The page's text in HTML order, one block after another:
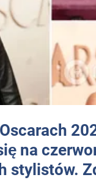
na
stylistów.